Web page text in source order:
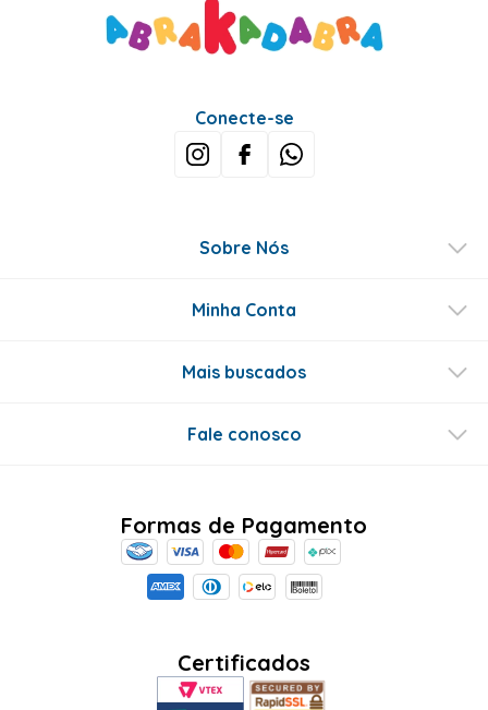
Conecte-se
Sobre Nós
Minha Conta
Mais buscados
Fale conosco
Formas de Pagamento
Certificados